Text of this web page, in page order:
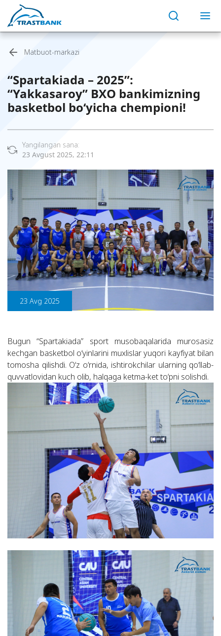
Matbuot-markazi
“Spartakiada – 2025”:
“Yakkasaroy” BXO bankimizning
basketbol bo‘yicha chempioni!
Yangilangan sana:
23 Avgust 2025, 22:11
23 Avg 2025
Bugun “Spartakiada” sport musobaqalarida murosasiz
kechgan basketbol o‘yinlarini muxlislar yuqori kayfiyat bilan
tomosha qilishdi. O‘z o‘rnida, ishtirokchilar ularning qo‘llab-
quvvatlovidan kuch olib, halqaga ketma-ket to‘pni solishdi.